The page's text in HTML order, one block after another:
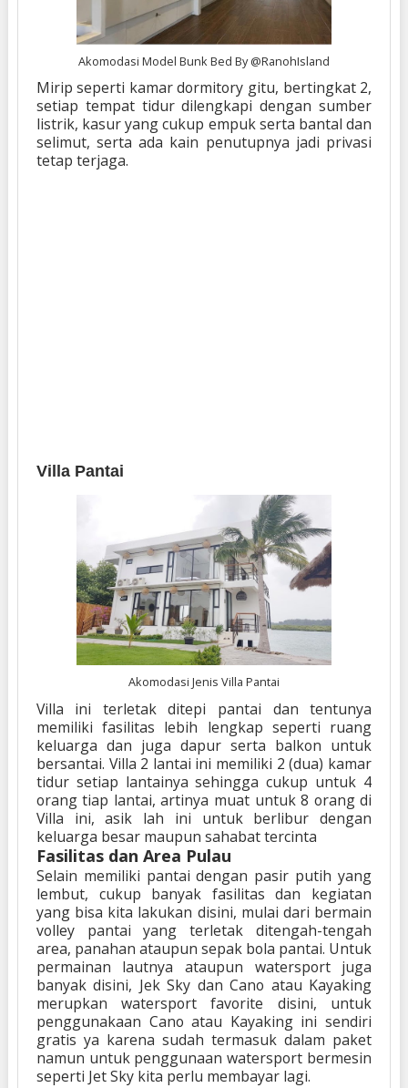
Akomodasi Model Bunk Bed By @RanohIsland
Mirip seperti kamar dormitory gitu, bertingkat 2,
setiap tempat tidur dilengkapi dengan sumber
listrik, kasur yang cukup empuk serta bantal dan
selimut, serta ada kain penutupnya jadi privasi
tetap terjaga.
Villa Pantai
Akomodasi Jenis Villa Pantai
Villa ini terletak ditepi pantai dan tentunya
memiliki fasilitas lebih lengkap seperti ruang
keluarga dan juga dapur serta balkon untuk
bersantai. Villa 2 lantai ini memiliki 2 (dua) kamar
tidur setiap lantainya sehingga cukup untuk 4
orang tiap lantai, artinya muat untuk 8 orang di
Villa ini, asik lah ini untuk berlibur dengan
keluarga besar maupun sahabat tercinta
Fasilitas dan Area Pulau
Selain memiliki pantai dengan pasir putih yang
lembut, cukup banyak fasilitas dan kegiatan
yang bisa kita lakukan disini, mulai dari bermain
volley pantai yang terletak ditengah-tengah
area, panahan ataupun sepak bola pantai. Untuk
permainan lautnya ataupun watersport juga
banyak disini, Jek Sky dan Cano atau Kayaking
merupkan watersport favorite disini, untuk
penggunakaan Cano atau Kayaking ini sendiri
gratis ya karena sudah termasuk dalam paket
namun untuk penggunaan watersport bermesin
seperti Jet Sky kita perlu membayar lagi.